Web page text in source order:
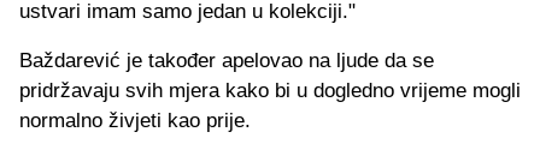
ustvari imam samo jedan u kolekciji."
Baždarević je također apelovao na ljude da se
pridržavaju svih mjera kako bi u dogledno vrijeme mogli
normalno živjeti kao prije.